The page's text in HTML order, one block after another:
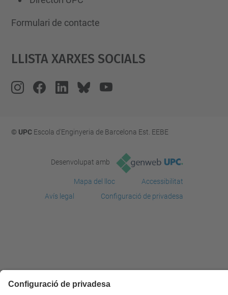
Formulari de contacte
Llista Xarxes Socials
© UPCEscola d'Enginyeria de Barcelona Est. EEBE
Desenvolupat amb
Mapa del lloc
Accessibilitat
Avís legal
Configuració de privadesa